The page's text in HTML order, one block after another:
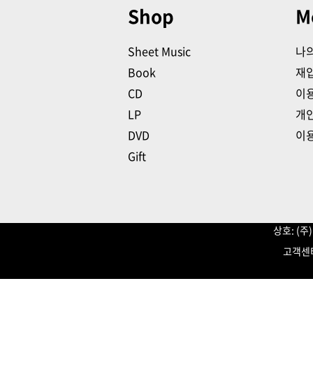
Shop
Sheet Music
Book
CD
LP
DVD
Gift
나
재
이
개
이
상호: (
고객